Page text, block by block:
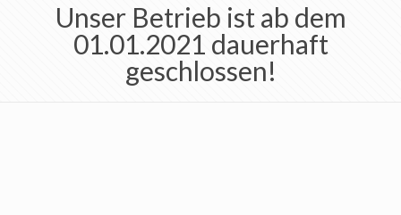
Unser Betrieb ist ab dem
01.01.2021 dauerhaft
geschlossen!